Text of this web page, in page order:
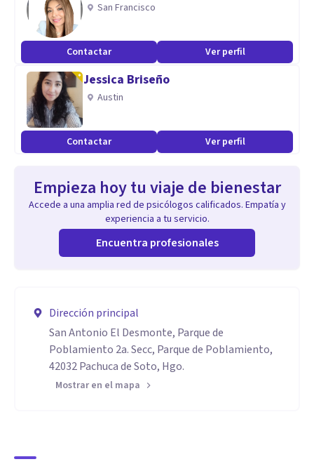
San Francisco
Contactar Ver perfil
Jessica Briseño
Austin
Contactar Ver perfil
Empieza hoy tu viaje de bienestar
Accede a una amplia red de psicólogos calificados. Empatía y
experiencia a tu servicio.
Encuentra profesionales
Dirección principal
San Antonio El Desmonte, Parque de
Poblamiento 2a. Secc, Parque de Poblamiento,
42032 Pachuca de Soto, Hgo.
Mostrar en el mapa